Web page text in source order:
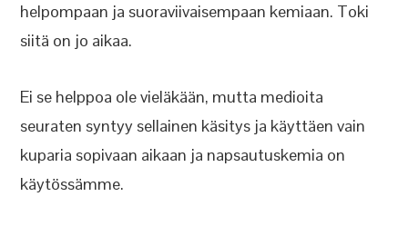
helpompaan ja suoraviivaisempaan kemiaan. Toki
siitä on jo aikaa.
Ei se helppoa ole vieläkään, mutta medioita
seuraten syntyy sellainen käsitys ja käyttäen vain
kuparia sopivaan aikaan ja napsautuskemia on
käytössämme.